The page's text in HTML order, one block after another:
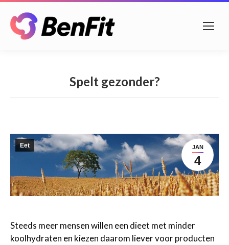
Spelt gezonder?
JAN
4
Eet
Steeds meer mensen willen een dieet met minder
koolhydraten en kiezen daarom liever voor producten